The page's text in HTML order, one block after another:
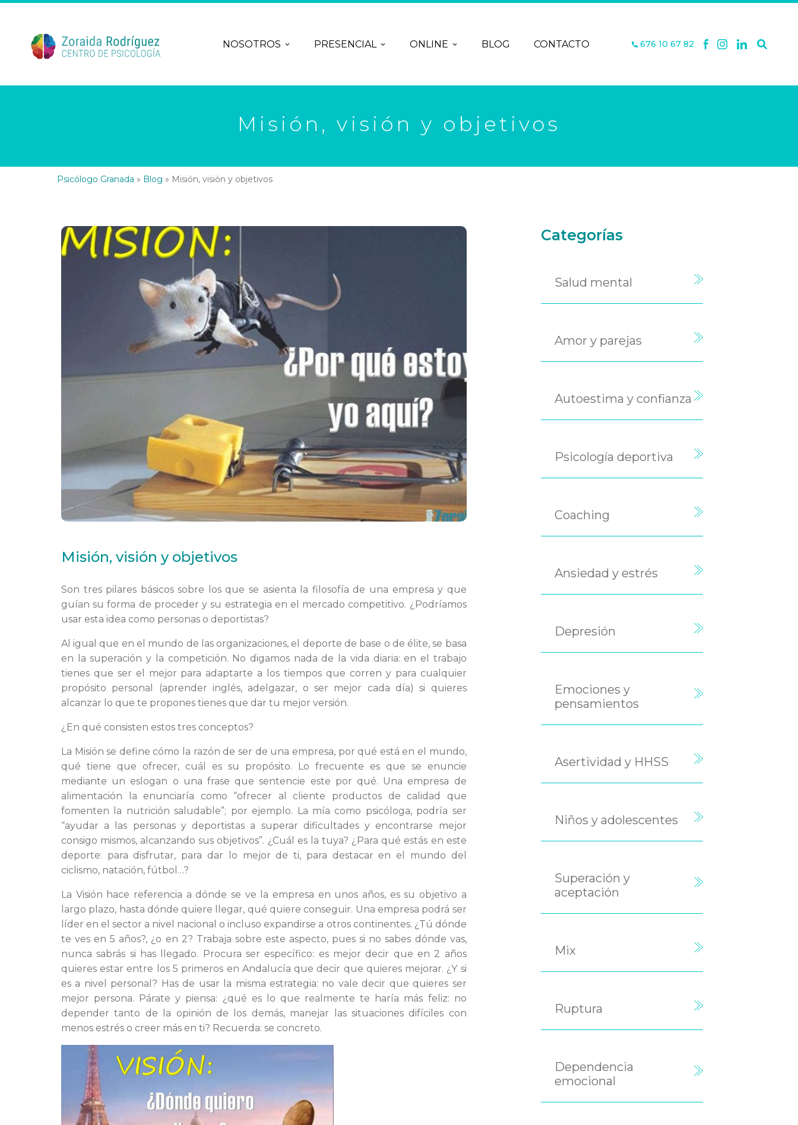
NOSOTROS PRESENCIAL ONLINE BLOG CONTACTO 676 10 67 82
Misión, visión y objetivos
Psicólogo Granada » Blog » Misión, visión y objetivos
Misión, visión y objetivos
Son tres pilares básicos sobre los que se asienta la filosofía de una empresa y que
guían su forma de proceder y su estrategia en el mercado competitivo. ¿Podríamos
usar esta idea como personas o deportistas?
Al igual que en el mundo de las organizaciones, el deporte de base o de élite, se basa
en la superación y la competición. No digamos nada de la vida diaria: en el trabajo
tienes que ser el mejor para adaptarte a los tiempos que corren y para cualquier
propósito personal (aprender inglés, adelgazar, o ser mejor cada día) si quieres
alcanzar lo que te propones tienes que dar tu mejor versión.
¿En qué consisten estos tres conceptos?
La Misión se define cómo la razón de ser de una empresa, por qué está en el mundo,
qué tiene que ofrecer, cuál es su propósito. Lo frecuente es que se enuncie
mediante un eslogan o una frase que sentencie este por qué. Una empresa de
alimentación la enunciaría como “ofrecer al cliente productos de calidad que
fomenten la nutrición saludable”; por ejemplo. La mía como psicóloga, podría ser
“ayudar a las personas y deportistas a superar dificultades y encontrarse mejor
consigo mismos, alcanzando sus objetivos”. ¿Cuál es la tuya? ¿Para qué estás en este
deporte: para disfrutar, para dar lo mejor de ti, para destacar en el mundo del
ciclismo, natación, fútbol…?
La Visión hace referencia a dónde se ve la empresa en unos años, es su objetivo a
largo plazo, hasta dónde quiere llegar, qué quiere conseguir. Una empresa podrá ser
líder en el sector a nivel nacional o incluso expandirse a otros continentes. ¿Tú dónde
te ves en 5 años?, ¿o en 2? Trabaja sobre este aspecto, pues si no sabes dónde vas,
nunca sabrás si has llegado. Procura ser específico: es mejor decir que en 2 años
quieres estar entre los 5 primeros en Andalucía que decir que quieres mejorar. ¿Y si
es a nivel personal? Has de usar la misma estrategia: no vale decir que quieres ser
mejor persona. Párate y piensa: ¿qué es lo que realmente te haría más feliz: no
depender tanto de la opinión de los demás, manejar las situaciones difíciles con
menos estrés o creer más en ti? Recuerda: se concreto.
Categorías
Salud mental
Amor y parejas
Autoestima y confianza
Psicología deportiva
Coaching
Ansiedad y estrés
Depresión
Emociones y
pensamientos
Asertividad y HHSS
Niños y adolescentes
Superación y
aceptación
Mix
Ruptura
Dependencia
emocional